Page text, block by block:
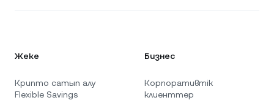
Жеке
Крипто сатып алу
Flexible Savings
Бизнес
Корпоративтік
клиенттер